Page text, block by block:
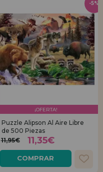
¡OFERTA!
Puzzle Alipson Al Aire Libre
de 500 Piezas
11,95€
11,35€
COMPRAR
-5%